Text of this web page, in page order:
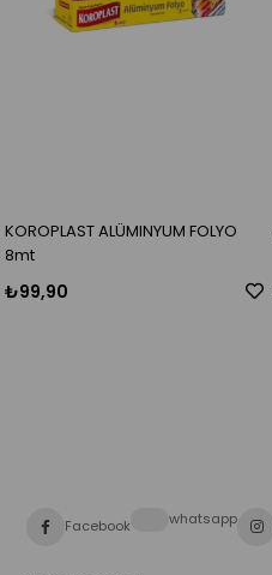
KOROPLAST ALÜMINYUM FOLYO
8mt
₺99,90
Facebook whatsapp